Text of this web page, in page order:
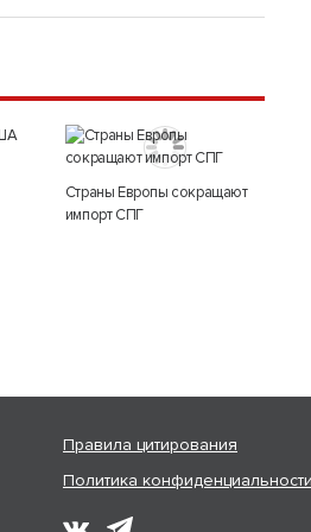
Страны Европы сокращают
импорт СПГ
Правила цитирования
Политика